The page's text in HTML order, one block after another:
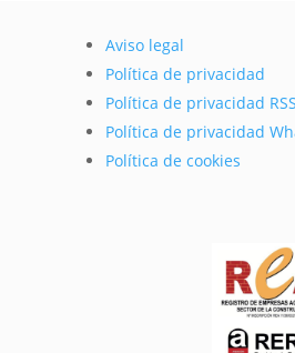
Aviso legal
Política de privacidad
Política de privacidad RSS
Política de privacidad
Política de cookies